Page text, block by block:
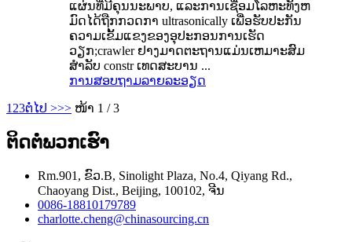
ແຜ່ນທີ່ມີຄຸນນະພາບ, ແລະການເຊື່ອມໂລຫະທັງຫ
ມົດໄດ້ຖືກກວດກາ ultrasonically ເພື່ອຮັບປະກັນ
ຄວາມເຂັ້ມແຂງຂອງອຸປະກອນການເຮັດ
ວຽກ;crawler ຢາງມາດຕະຖານແມ່ນເຫມາະສົມ
ສໍາລັບ constr ເທດສະບານ ...
ການສອບຖາມລາຍລະອຽດ
1 23ຕໍ່ໄປ >>> ໜ້າ 1 / 3
ຕິດ​ຕໍ່​ພວກ​ເຮົາ
Rm.901, ຂົວ.B, Sinolight Plaza, No.4, Qiyang Rd.,
Chaoyang Dist., Beijing, 100102, ຈີນ
0086-18810179789
charlotte.cheng@chinasourcing.cn